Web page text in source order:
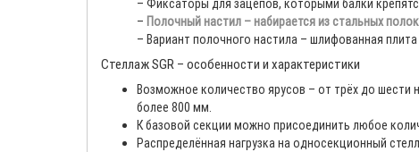
– Фиксаторы для зацепов, которыми балки
– Полочный настил – набирается из стальных
– Вариант полочного настила – шлифованная
Стеллаж SGR – особенности и характеристики
Возможное количество ярусов – от трёх до
более 800 мм.
К базовой секции можно присоединить любое
Распределённая нагрузка на односекционный